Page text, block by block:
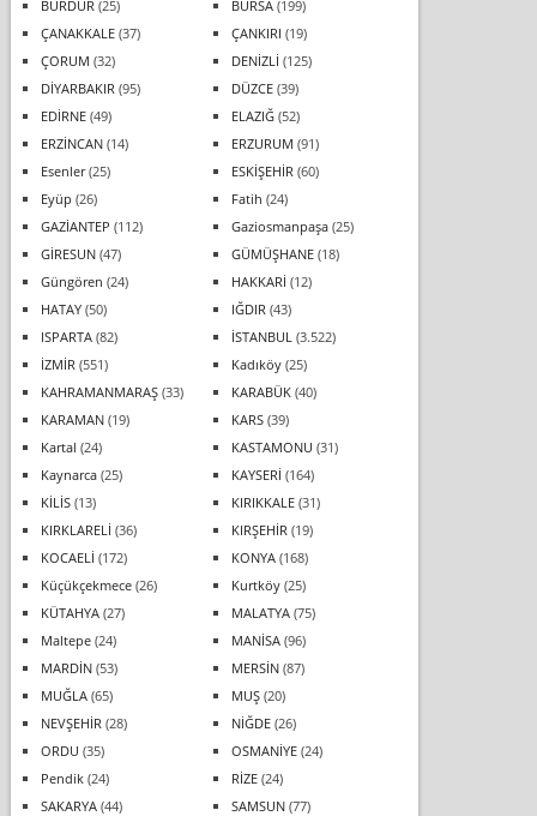
BURDUR (25) BURSA(199)
ÇANAKKALE(37) ÇANKIRI (19)
ÇORUM (32) DENİZLİ (125)
DİYARBAKIR (95) DÜZCE(39)
EDİRNE(49) ELAZIĞ(52)
ERZİNCAN(14) ERZURUM (91)
Esenler(25) ESKİŞEHİR (60)
Eyüp (26) Fatih (24)
GAZİANTEP (112) Gaziosmanpaşa(25)
GİRESUN(47) GÜMÜŞHANE(18)
Güngören (24) HAKKARİ (12)
HATAY(50) IĞDIR (43)
ISPARTA(82) İSTANBUL (3.522)
İZMİR (551) Kadıköy(25)
KAHRAMANMARAŞ(33) KARABÜK(40)
KARAMAN(19) KARS(39)
Kartal (24) KASTAMONU (31)
Kaynarca(25) KAYSERİ (164)
KİLİS(13) KIRIKKALE(31)
KIRKLARELİ (36) KIRŞEHİR (19)
KOCAELİ (172) KONYA(168)
Küçükçekmece(26) Kurtköy(25)
KÜTAHYA(27) MALATYA(75)
Maltepe(24) MANİSA(96)
MARDİN(53) MERSİN(87)
MUĞLA(65) MUŞ(20)
NEVŞEHİR (28) NİĞDE(26)
ORDU (35) OSMANİYE(24)
Pendik(24) RİZE(24)
SAKARYA(44) SAMSUN(77)